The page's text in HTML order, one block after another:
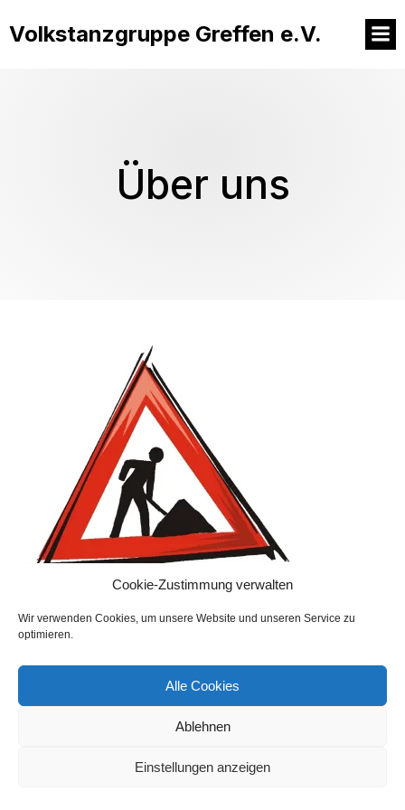
Cookie-Zustimmung verwalten
Wir verwenden Cookies, um unsere Website und unseren Service zu
optimieren.
Alle Cookies
Ablehnen
Einstellungen anzeigen
Volkstanzgruppe Greffen e.V.
Über uns
using WordPress and